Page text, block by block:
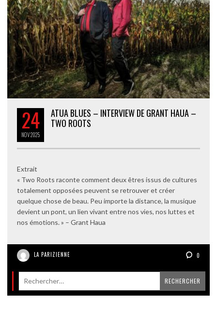
24
NOV2025
ATUA BLUES – INTERVIEW DE GRANT HAUA –
TWO ROOTS
Extrait
« Two Roots raconte comment deux êtres issus de cultures
totalement opposées peuvent se retrouver et créer
quelque chose de beau. Peu importe la distance, la musique
devient un pont, un lien vivant entre nos vies, nos luttes et
nos émotions. » – Grant Haua
LA PARIZIENNE 0